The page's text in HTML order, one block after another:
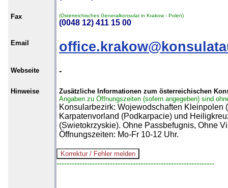
Fax (Österreichisches Generalkonsulat in Krakow - Polen)
(0048 12) 411 15 00
Email
Webseite -
Hinweise
Zusätzliche Informationen zum österreichischen
Angaben zu Öffnungszeiten (sofern angegeben) sind
Konsularbezirk: Wojewodschaften Kleinpolen
Karpatenvorland (Podkarpacie) und
(Swietokrzyskie). Ohne Passbefugnis, Ohne
Öffnungszeiten: Mo-Fr 10-12 Uhr.
--------------------------------------------------------------